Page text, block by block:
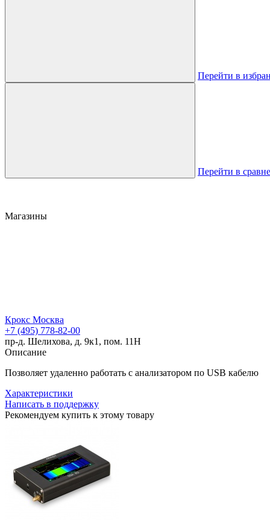
Перейти в
Перейти в
Магазины
Крокс Москва
+7 (495) 778-82-00
пр-д. Шелихова, д. 9к1, пом. 11Н
Описание
Позволяет удаленно работать с анализатором по USB кабелю
Характеристики
Написать в поддержку
Рекомендуем купить к этому товару